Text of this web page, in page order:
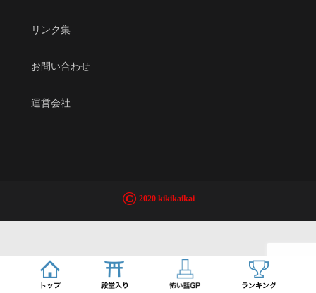
リンク集
お問い合わせ
運営会社
© 2020 kikikaikai